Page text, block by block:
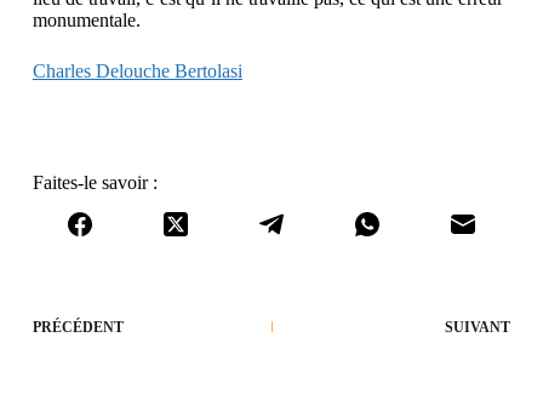
monumentale.
Charles Delouche Bertolasi
Faites-le savoir :
PRÉCÉDENT SUIVANT